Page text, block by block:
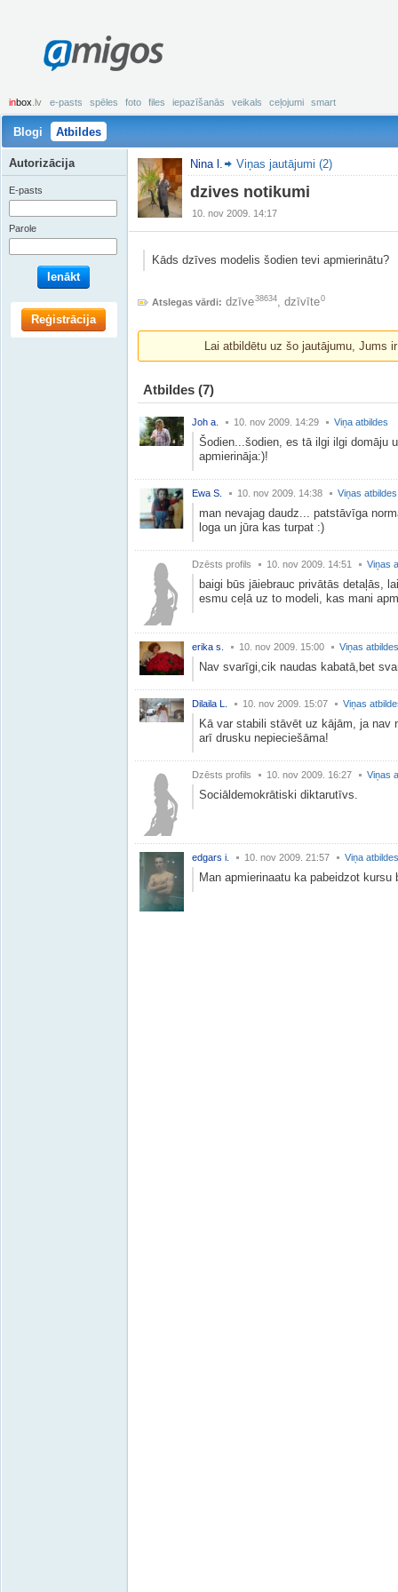
amigos
inbox .lv e-pasts spēles foto files iepazīšanās veikals ceļojumi smart
Blogi Atbildes
Nina l. Viņas jautājumi (2)
dzives notikumi
10. nov 2009. 14:17
Kāds dzīves modelis šodien tevi apmierinātu?
Atslegas vārdi: dzīve38634, dzīvīte0
Lai atbildētu uz šo jautājumu, Jums
Atbildes (7)
Joh a. 10. nov 2009. 14:29 Viņa atbildes
Šodien...šodien, es tā ilgi ilgi domāju
apmierināja:)!
Ewa S. 10. nov 2009. 14:38 Viņas atbildes
man nevajag daudz... patstāvīga
loga un jūra kas turpat :)
Dzēsts profils 10. nov 2009. 14:51 Viņas
baigi būs jāiebrauc privātās detaļās,
esmu ceļā uz to modeli, kas mani
erika s. 10. nov 2009. 15:00 Viņas atbildes
Nav svarīgi,cik naudas kabatā,bet
Dilaila L. 10. nov 2009. 15:07 Viņas
Kā var stabili stāvēt uz kājām, ja nav
arī drusku nepieciešāma!
Dzēsts profils 10. nov 2009. 16:27 Viņas
Sociāldemokrātiski diktarutīvs.
edgars i. 10. nov 2009. 21:57 Viņa atbildes
Man apmierinaatu ka pabeidzot kursu
Autorizācija
E-pasts
Parole
Ienākt
Reģistrācija